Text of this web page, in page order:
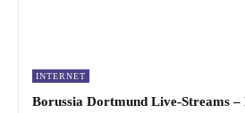
INTERNET
Borussia Dortmund Live-Streams